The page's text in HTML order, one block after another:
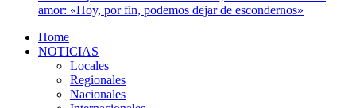
amor: «Hoy, por fin, podemos dejar de escondernos»
Home
NOTICIAS
Locales
Regionales
Nacionales